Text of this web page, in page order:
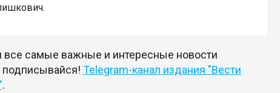
все самые важные и интересные новости
подписывайся! Telegram-канал издания "Вести
.